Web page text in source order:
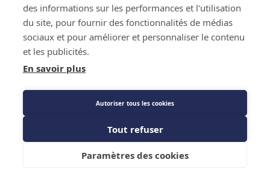
des informations sur les performances et l'utilisation
du site, pour fournir des fonctionnalités de médias
sociaux et pour améliorer et personnaliser le contenu
et les publicités.
En savoir plus
Autoriser tous les cookies
Tout refuser
Paramètres des cookies